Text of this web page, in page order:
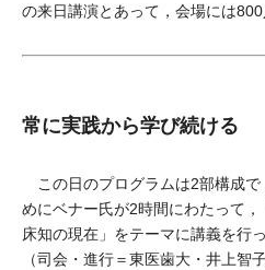
の来日講演とあって，会場には800
常に実践から学び続ける
この日のプログラムは2部構成で
めにベナー氏が2時間にわたって，
床知の現在」をテーマに講義を行
（司会・進行＝東医歯大・井上智